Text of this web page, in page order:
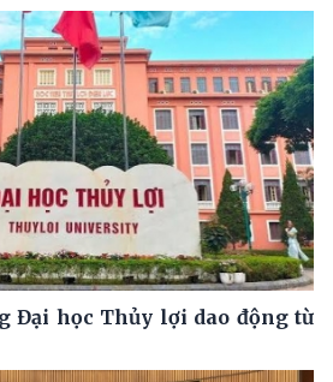
Đại học Thủy lợi dao động từ